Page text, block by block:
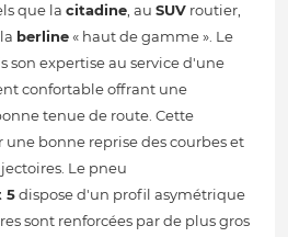
que la citadine, au SUV routier,
berline« haut de gamme ». Le
son expertise au service d'une
confortable offrant une
tenue de route. Cette
bonne reprise des courbes et
Le pneu
5dispose d'un profil asymétrique
sont renforcées par de plus gros